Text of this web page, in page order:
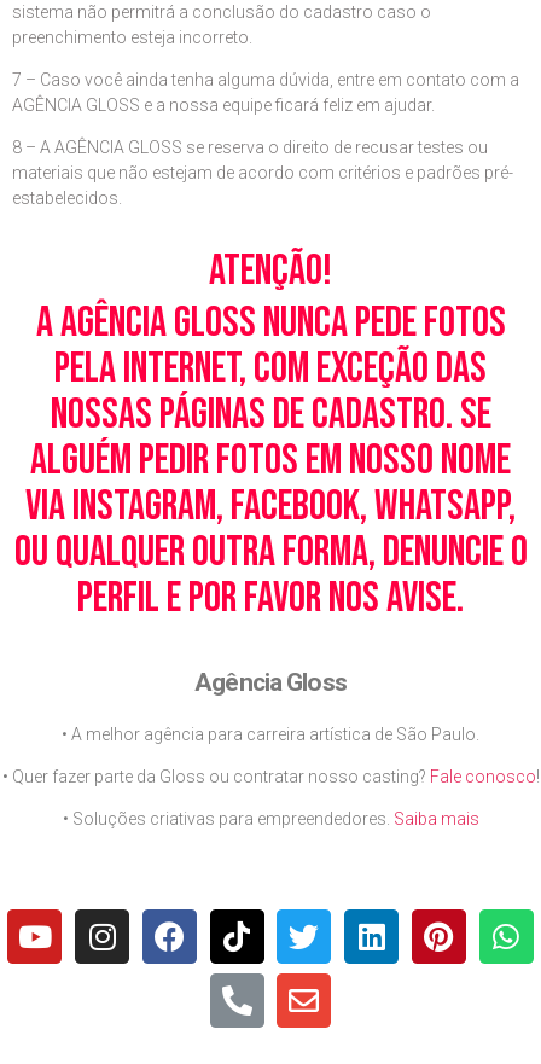
sistema não permitrá a conclusão do cadastro caso o
preenchimento esteja incorreto.
7 – Caso você ainda tenha alguma dúvida, entre em contato com a
AGÊNCIA GLOSS e a nossa equipe ficará feliz em ajudar.
8 – A AGÊNCIA GLOSS se reserva o direito de recusar testes ou
materiais que não estejam de acordo com critérios e padrões pré-
estabelecidos.
Atenção!
A Agência Gloss nunca pede fotos
pela Internet, com exceção das
nossas páginas de cadastro. Se
alguém pedir fotos em nosso nome
via Instagram, Facebook, WhatsApp,
ou qualquer outra forma, denuncie o
perfil e por favor nos avise.
Agência Gloss
• A melhor agência para carreira artística de São Paulo.
• Quer fazer parte da Gloss ou contratar nosso casting? Fale conosco!
• Soluções criativas para empreendedores. Saiba mais